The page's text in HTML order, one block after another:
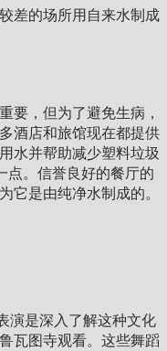
差的场所用自来水制成
要，但为了避免生病，
酒店和旅馆现在都提供
水并帮助减少塑料垃圾
。信誉良好的餐厅的
它是由纯净水制成的。
演是深入了解这种文化
瓦图寺观看。这些舞蹈